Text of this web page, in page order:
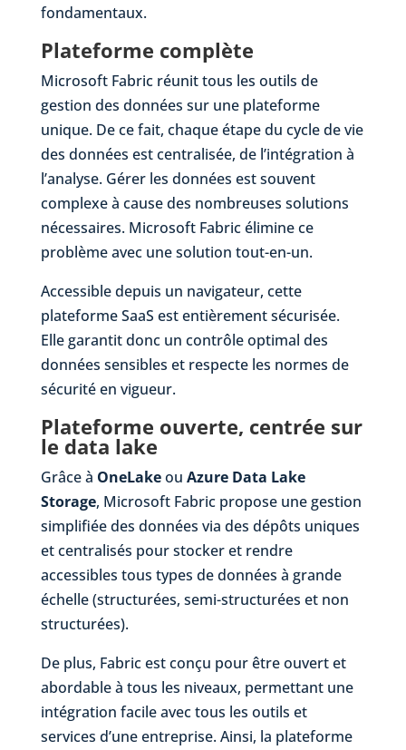
fondamentaux.
Plateforme complète
Microsoft Fabric réunit tous les outils de
gestion des données sur une plateforme
unique. De ce fait, chaque étape du cycle de vie
des données est centralisée, de l’intégration à
l’analyse. Gérer les données est souvent
complexe à cause des nombreuses solutions
nécessaires. Microsoft Fabric élimine ce
problème avec une solution tout-en-un.
Accessible depuis un navigateur, cette
plateforme SaaS est entièrement sécurisée.
Elle garantit donc un contrôle optimal des
données sensibles et respecte les normes de
sécurité en vigueur.
Plateforme ouverte, centrée sur
le data lake
Grâce à OneLakeou Azure Data Lake
Storage, Microsoft Fabric propose une gestion
simplifiée des données via des dépôts uniques
et centralisés pour stocker et rendre
accessibles tous types de données à grande
échelle (structurées, semi-structurées et non
structurées).
De plus, Fabric est conçu pour être ouvert et
abordable à tous les niveaux, permettant une
intégration facile avec tous les outils et
services d’une entreprise. Ainsi, la plateforme